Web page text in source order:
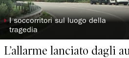
◗I soccorritori sul luogo della
tragedia
L’allarme lanciato dagli